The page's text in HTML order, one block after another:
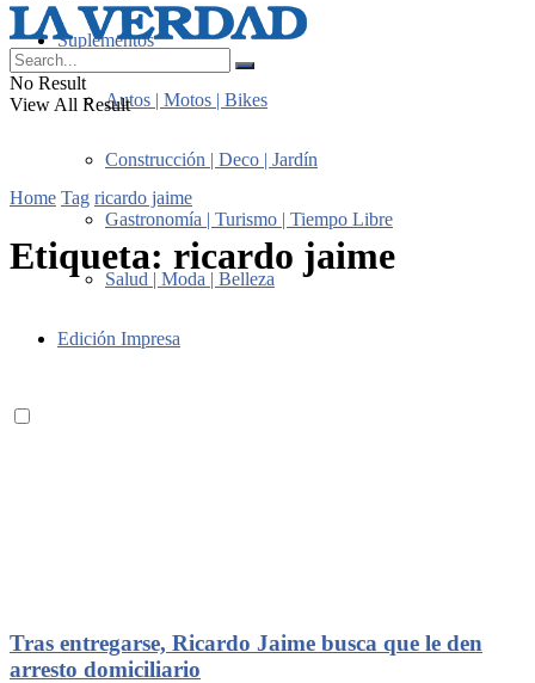
Suplementos
Autos | Motos | Bikes
Construcción | Deco | Jardín
Gastronomía | Turismo | Tiempo Libre
Salud | Moda | Belleza
Edición Impresa
No Result
View All Result
Home Tag ricardo jaime
Etiqueta: ricardo jaime
Tras entregarse, Ricardo Jaime busca que le den
arresto domiciliario